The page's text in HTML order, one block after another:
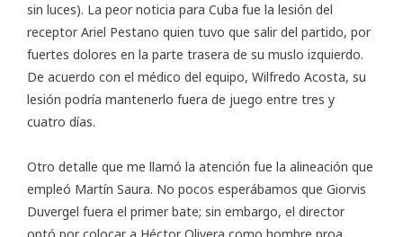
sin luces). La peor noticia para Cuba fue la lesión del
receptor Ariel Pestano quien tuvo que salir del partido, por
fuertes dolores en la parte trasera de su muslo izquierdo.
De acuerdo con el médico del equipo, Wilfredo Acosta, su
lesión podría mantenerlo fuera de juego entre tres y
cuatro días.
Otro detalle que me llamó la atención fue la alineación que
empleó Martín Saura. No pocos esperábamos que Giorvis
Duvergel fuera el primer bate; sin embargo, el director